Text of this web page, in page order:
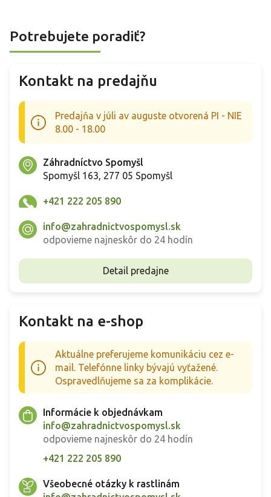
Potrebujete poradiť?
Kontakt na predajňu
Predajňa v júli av auguste otvorená PI - NIE
8.00 - 18.00
Záhradníctvo Spomyšl
Spomyšl 163, 277 05 Spomyšl
+421 222 205 890
info@zahradnictvospomysl.sk
odpovieme najneskôr do 24 hodín
Detail predajne
Kontakt na e-shop
Aktuálne preferujeme komunikáciu cez e-
mail. Telefónne linky bývajú vyťažené.
Ospravedlňujeme sa za komplikácie.
Informácie k objednávkam
info@zahradnictvospomysl.sk
odpovieme najneskôr do 24 hodín
+421 222 205 890
Všeobecné otázky k rastlinám